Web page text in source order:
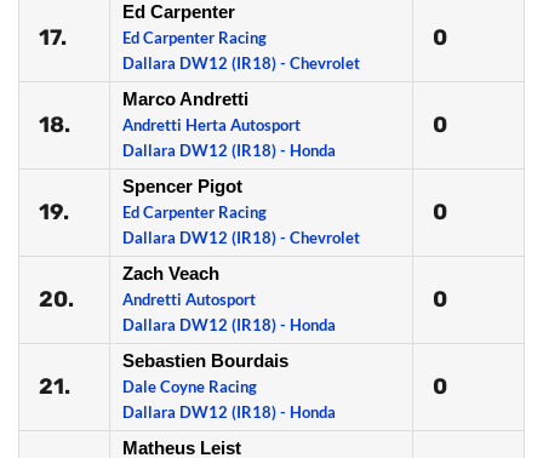
17.
Ed Carpenter
Ed Carpenter Racing
Dallara DW12 (IR18) - Chevrolet
0
18.
Marco Andretti
Andretti Herta Autosport
Dallara DW12 (IR18) - Honda
0
19.
Spencer Pigot
Ed Carpenter Racing
Dallara DW12 (IR18) - Chevrolet
0
20.
Zach Veach
Andretti Autosport
Dallara DW12 (IR18) - Honda
0
21.
Sebastien Bourdais
Dale Coyne Racing
Dallara DW12 (IR18) - Honda
0
Matheus Leist